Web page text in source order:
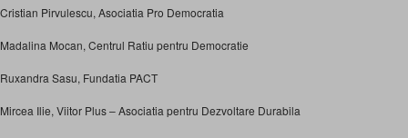
Cristian Pirvulescu, Asociatia Pro Democratia
Madalina Mocan, Centrul Ratiu pentru Democratie
Ruxandra Sasu, Fundatia PACT
Mircea Ilie, Viitor Plus – Asociatia pentru Dezvoltare Durabila